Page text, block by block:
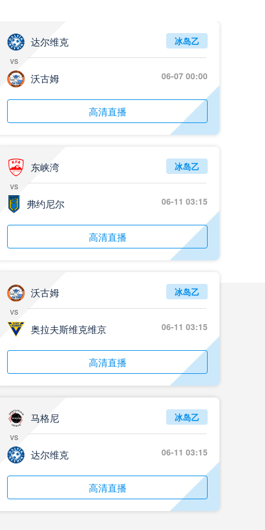
达尔维克
vs
沃古姆
冰岛乙
06-07 00:00
高清直播
东峡湾
vs
弗约尼尔
冰岛乙
06-11 03:15
高清直播
沃古姆
vs
奥拉夫斯维克维京
冰岛乙
06-11 03:15
高清直播
马格尼
vs
达尔维克
冰岛乙
06-11 03:15
高清直播